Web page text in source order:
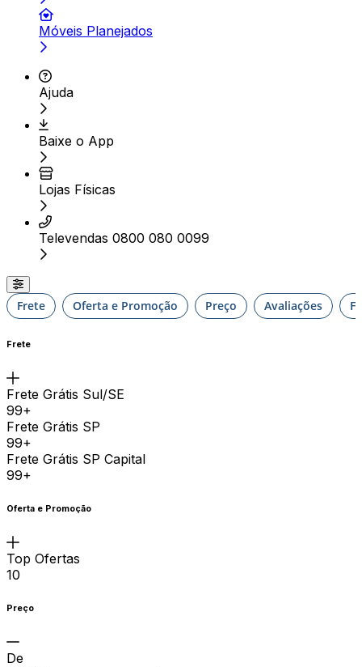
Móveis Planejados
Ajuda
Baixe o App
Lojas Físicas
Televendas 0800 080 0099
Frete Oferta e Promoção Preço Avaliações
Frete
Frete Grátis Sul/SE
99+
Frete Grátis SP
99+
Frete Grátis SP Capital
99+
Oferta e Promoção
Top Ofertas
10
Preço
De